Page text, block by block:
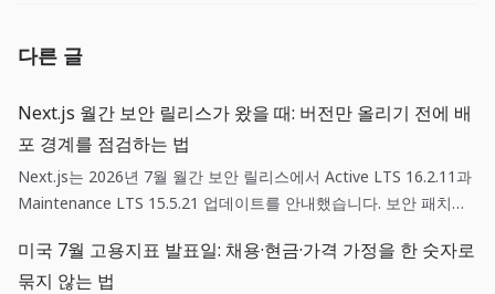
다른 글
Next.js 월간 보안 릴리스가 왔을 때: 버전만 올리기 전에 배
포 경계를 점검하는 법
Next.js는 2026년 7월 월간 보안 릴리스에서 Active LTS 16.2.11과
Maintenance LTS 15.5.21 업데이트를 안내했습니다. 보안 패치는
기 기준을 함께 갖춘 배포 작업입니다.
미국 7월 고용지표 발표일: 채용·현금·가격 가정을 한 숫자로
묶지 않는 법